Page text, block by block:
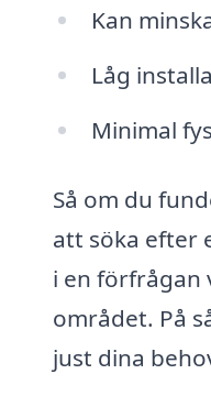
Kan
Låg
Minimal
Så om du
att söka efter
i en förfrågan
området. På
just dina